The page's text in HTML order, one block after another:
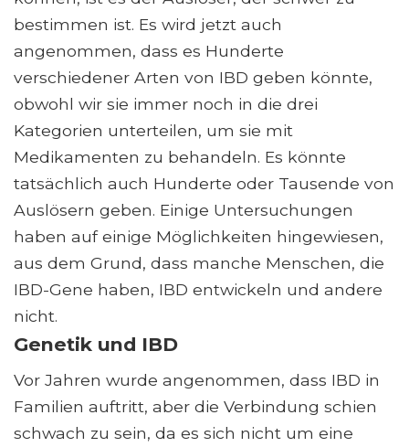
bestimmen ist. Es wird jetzt auch
angenommen, dass es Hunderte
verschiedener Arten von IBD geben könnte,
obwohl wir sie immer noch in die drei
Kategorien unterteilen, um sie mit
Medikamenten zu behandeln. Es könnte
tatsächlich auch Hunderte oder Tausende von
Auslösern geben. Einige Untersuchungen
haben auf einige Möglichkeiten hingewiesen,
aus dem Grund, dass manche Menschen, die
IBD-Gene haben, IBD entwickeln und andere
nicht.
Genetik und IBD
Vor Jahren wurde angenommen, dass IBD in
Familien auftritt, aber die Verbindung schien
schwach zu sein, da es sich nicht um eine